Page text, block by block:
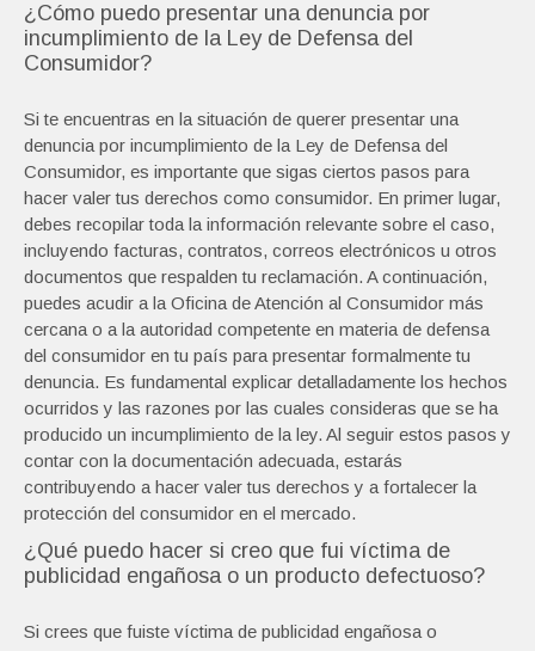
¿Cómo puedo presentar una denuncia por
incumplimiento de la Ley de Defensa del
Consumidor?
Si te encuentras en la situación de querer presentar una
denuncia por incumplimiento de la Ley de Defensa del
Consumidor, es importante que sigas ciertos pasos para
hacer valer tus derechos como consumidor. En primer lugar,
debes recopilar toda la información relevante sobre el caso,
incluyendo facturas, contratos, correos electrónicos u otros
documentos que respalden tu reclamación. A continuación,
puedes acudir a la Oficina de Atención al Consumidor más
cercana o a la autoridad competente en materia de defensa
del consumidor en tu país para presentar formalmente tu
denuncia. Es fundamental explicar detalladamente los hechos
ocurridos y las razones por las cuales consideras que se ha
producido un incumplimiento de la ley. Al seguir estos pasos y
contar con la documentación adecuada, estarás
contribuyendo a hacer valer tus derechos y a fortalecer la
protección del consumidor en el mercado.
¿Qué puedo hacer si creo que fui víctima de
publicidad engañosa o un producto defectuoso?
Si crees que fuiste víctima de publicidad engañosa o